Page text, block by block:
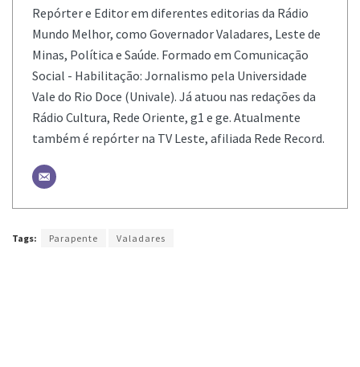
Repórter e Editor em diferentes editorias da Rádio
Mundo Melhor, como Governador Valadares, Leste de
Minas, Política e Saúde. Formado em Comunicação
Social - Habilitação: Jornalismo pela Universidade
Vale do Rio Doce (Univale). Já atuou nas redações da
Rádio Cultura, Rede Oriente, g1 e ge. Atualmente
também é repórter na TV Leste, afiliada Rede Record.
Tags: Parapente Valadares